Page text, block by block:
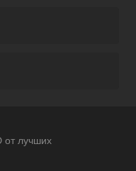
от лучших